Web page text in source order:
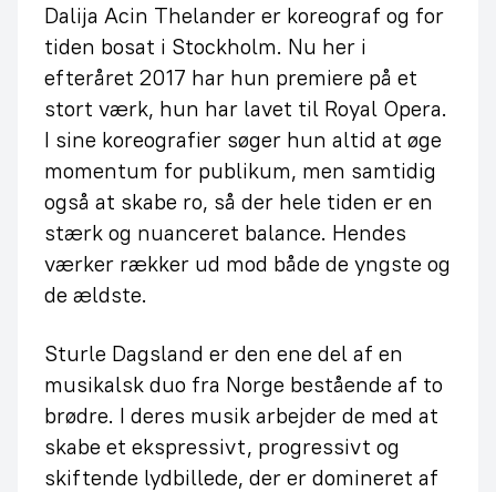
Dalija Acin Thelander er koreograf og for
tiden bosat i Stockholm. Nu her i
efteråret 2017 har hun premiere på et
stort værk, hun har lavet til Royal Opera.
I sine koreografier søger hun altid at øge
momentum for publikum, men samtidig
også at skabe ro, så der hele tiden er en
stærk og nuanceret balance. Hendes
værker rækker ud mod både de yngste og
de ældste.
Sturle Dagsland er den ene del af en
musikalsk duo fra Norge bestående af to
brødre. I deres musik arbejder de med at
skabe et ekspressivt, progressivt og
skiftende lydbillede, der er domineret af